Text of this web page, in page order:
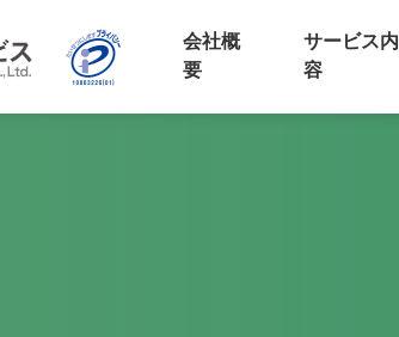
会社概
要
サービス内
容